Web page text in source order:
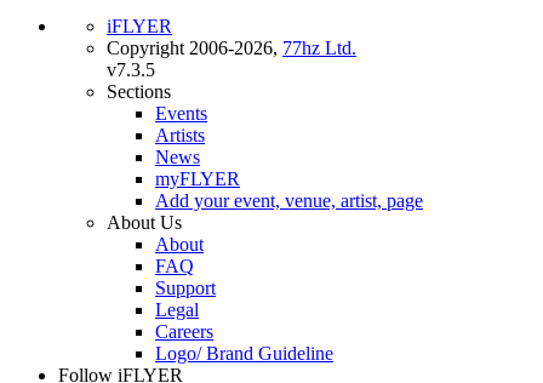
iFLYER
Copyright 2006-2026, 77hz Ltd.
v7.3.5
Sections
Events
Artists
News
myFLYER
Add your event, venue, artist, page
About Us
About
FAQ
Support
Legal
Careers
Logo/ Brand Guideline
Follow iFLYER